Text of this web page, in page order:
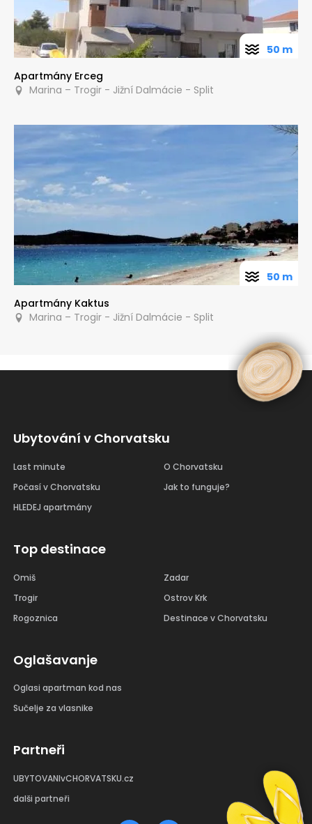
Apartmány Erceg
Marina – Trogir - Jižní Dalmácie - Split
50 m
Apartmány Kaktus
Marina – Trogir - Jižní Dalmácie - Split
50 m
Ubytování v Chorvatsku
Last minute
Počasí v Chorvatsku
HLEDEJ apartmány
O Chorvatsku
Jak to funguje?
Top destinace
Omiš
Trogir
Rogoznica
Zadar
Ostrov Krk
Destinace v Chorvatsku
Oglašavanje
Oglasi apartman kod nas
Sučelje za vlasnike
Partneři
UBYTOVANIvCHORVATSKU.cz
dalši partneři